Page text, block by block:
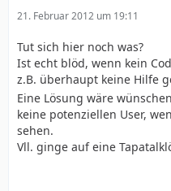
21. Februar 2012 um 19:11
Tut sich hier noch was?
Ist echt blöd, wenn kein
z.B. überhaupt keine Hilfe
Eine Lösung wäre
keine potenziellen User,
sehen.
Vll. ginge auf eine